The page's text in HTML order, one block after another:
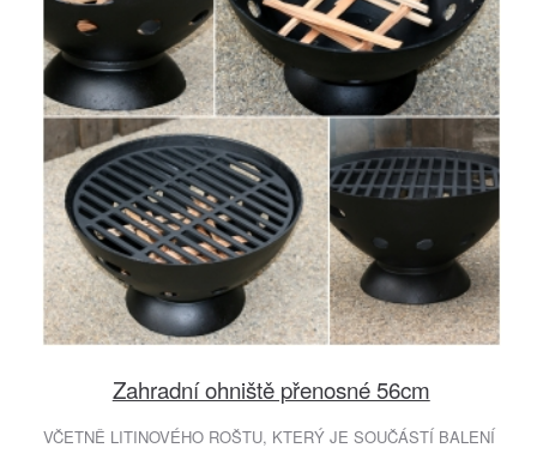
Zahradní ohniště přenosné 56cm
VČETNĚ LITINOVÉHO ROŠTU, KTERÝ JE SOUČÁSTÍ BALENÍ